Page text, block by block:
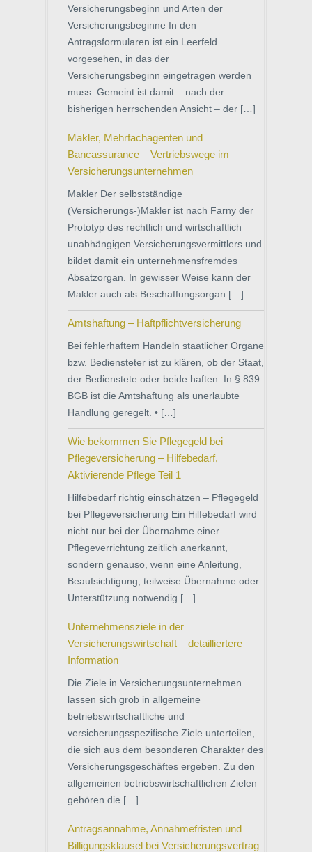
Versicherungsbeginn und Arten der
Versicherungsbeginne In den
Antragsformularen ist ein Leerfeld
vorgesehen, in das der
Versicherungsbeginn eingetragen werden
muss. Gemeint ist damit – nach der
bisherigen herrschenden Ansicht – der […]
Makler, Mehrfachagenten und
Bancassurance – Vertriebswege im
Versicherungsunternehmen
Makler Der selbstständige
(Versicherungs-)Makler ist nach Farny der
Prototyp des rechtlich und wirtschaftlich
unabhängigen Versicherungsvermittlers und
bildet damit ein unternehmensfremdes
Absatzorgan. In gewisser Weise kann der
Makler auch als Beschaffungsorgan […]
Amtshaftung – Haftpflichtversicherung
Bei fehlerhaftem Handeln staatlicher Organe
bzw. Bediensteter ist zu klären, ob der Staat,
der Bedienstete oder beide haften. In § 839
BGB ist die Amtshaftung als unerlaubte
Handlung geregelt. • […]
Wie bekommen Sie Pflegegeld bei
Pflegeversicherung – Hilfebedarf,
Aktivierende Pflege Teil 1
Hilfebedarf richtig einschätzen – Pflegegeld
bei Pflegeversicherung Ein Hilfebedarf wird
nicht nur bei der Übernahme einer
Pflegeverrichtung zeitlich anerkannt,
sondern genauso, wenn eine Anleitung,
Beaufsichtigung, teilweise Übernahme oder
Unterstützung notwendig […]
Unternehmensziele in der
Versicherungswirtschaft – detailliertere
Information
Die Ziele in Versicherungsunternehmen
lassen sich grob in allgemeine
betriebswirtschaftliche und
versicherungsspezifische Ziele unterteilen,
die sich aus dem besonderen Charakter des
Versicherungsgeschäftes ergeben. Zu den
allgemeinen betriebswirtschaftlichen Zielen
gehören die […]
Antragsannahme, Annahmefristen und
Billigungsklausel bei Versicherungsvertrag